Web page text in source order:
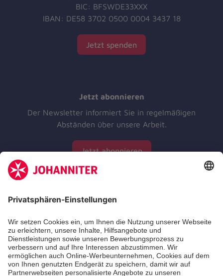
BIC: BFSWDE33XXX
IBAN: DE58 3702 0500 0004 3437 18
Jetzt spenden
Jetzt abonnieren
Der Newsletter informiert Sie in regelmäßigen
Abständen über unsere Arbeit.
Jetzt abonnieren
Aus- & Fortbildungen